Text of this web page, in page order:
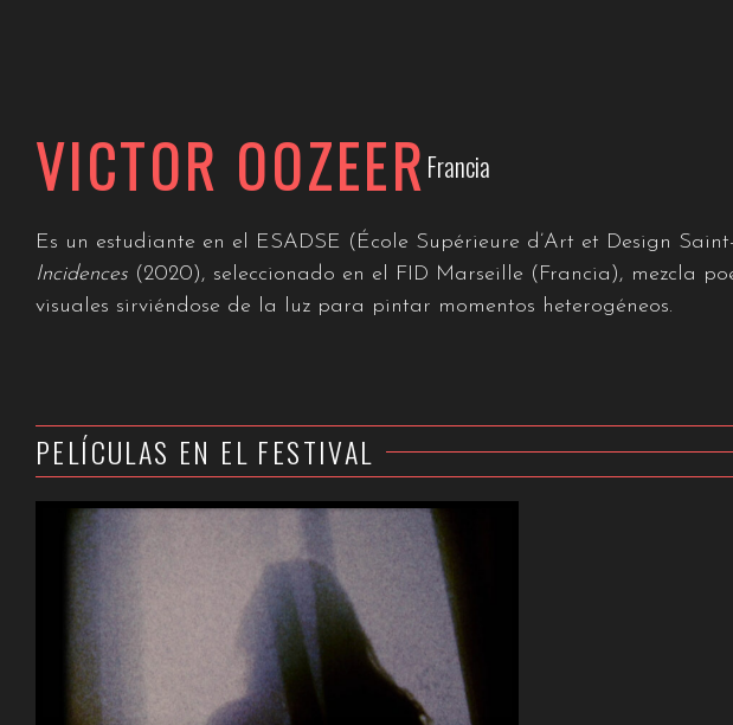
VICTOR OOZEER Francia
Es un estudiante en el ESADSE (École Supérieure d’Art et Design
Incidences (2020), seleccionado en el FID Marseille (Francia), mezcla
visuales sirviéndose de la luz para pintar momentos heterogéneos.
PELÍCULAS EN EL FESTIVAL